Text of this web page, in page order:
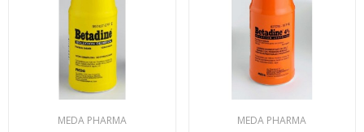
MEDA PHARMA MEDA PHARMA